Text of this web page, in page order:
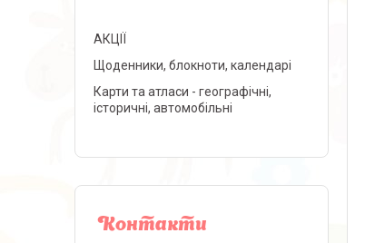
АКЦІЇ
Щоденники, блокноти, календарі
Карти та атласи - географічні,
історичні, автомобільні
Контакти